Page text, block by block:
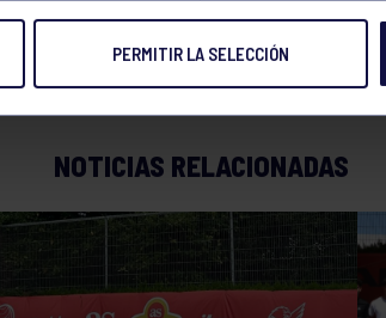
PERMITIR LA SELECCIÓN
NOTICIAS RELACIONADAS